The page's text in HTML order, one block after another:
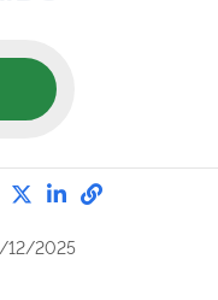
no
Compartilhe no
Compartilhe no
Compartilhe
12/2025